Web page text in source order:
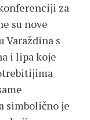
za
su nove
s
i lipa koje
simbolično je